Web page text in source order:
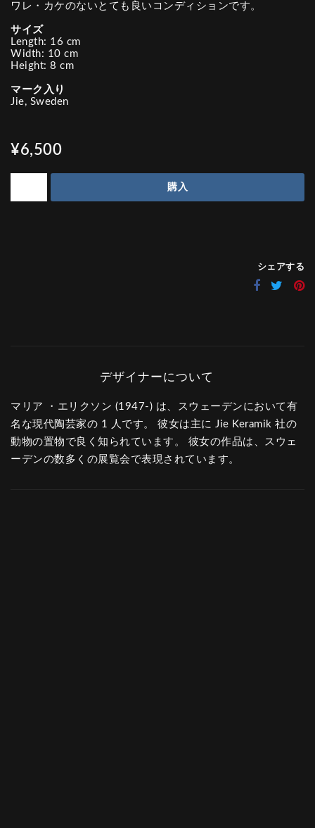
ワレ・カケのないとても良いコンディションです。
サイズ
Length: 16 cm
Width: 10 cm
Height: 8 cm
マーク入り
Jie, Sweden
¥6,500
購入
シェアする
マリア ・エリクソン (1947-) は、スウェーデンにおいて有
名な現代陶芸家の 1 人です。 彼女は主に Jie Keramik 社の
動物の置物で良く知られています。 彼女の作品は、スウェ
ーデンの数多くの展覧会で表現されています。